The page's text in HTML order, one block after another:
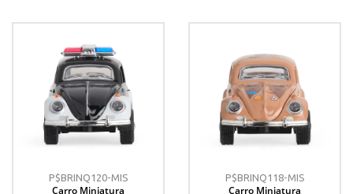
P$BRINQ120-MIS
Carro Miniatura
P$BRINQ118-MIS
Carro Miniatura